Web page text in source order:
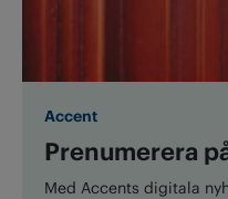
Accent
Prenumerera
Med Accents digitala